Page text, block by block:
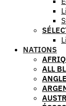
NATIONS
ALL